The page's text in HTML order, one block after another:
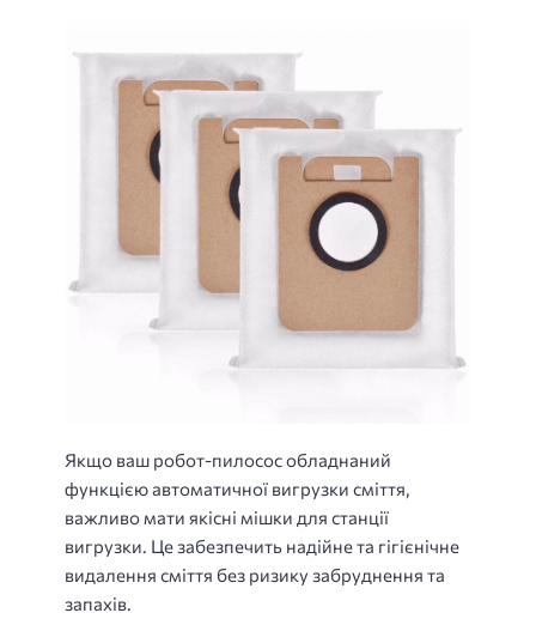
Якщо ваш робот-пилосос обладнаний
функцією автоматичної вигрузки сміття,
важливо мати якісні мішки для станції
вигрузки. Це забезпечить надійне та гігієнічне
видалення сміття без ризику забруднення та
запахів.